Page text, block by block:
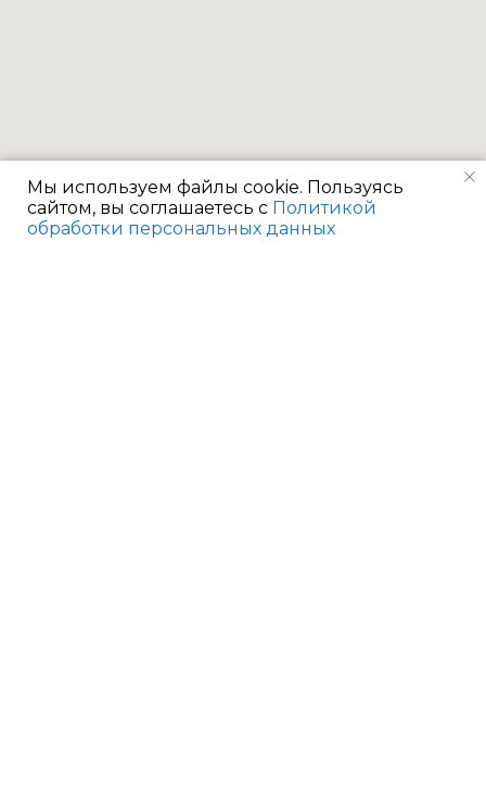
Мы используем файлы cookie. Пользуясь
сайтом, вы соглашаетесь с Политикой
обработки персональных данных